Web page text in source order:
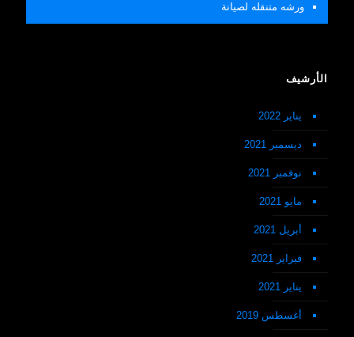
ورشه متنقله لصيانة
الأرشيف
يناير 2022
ديسمبر 2021
نوفمبر 2021
مايو 2021
أبريل 2021
فبراير 2021
يناير 2021
أغسطس 2019